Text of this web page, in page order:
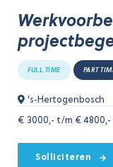
FULL TIME PART
's-Hertogenbosch
€ 3000,- t/m € 4800,-
Solliciteren